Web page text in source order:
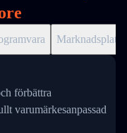
Marknadsplats
förbättra
varumärkesanpassad